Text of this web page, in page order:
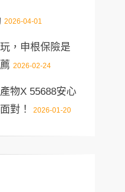
2026-04-01
，申根保險是
2026-02-24
物X 55688安心
對！
2026-01-20